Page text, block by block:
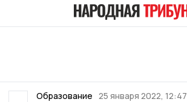
Образование 25 января 2022, 12:47